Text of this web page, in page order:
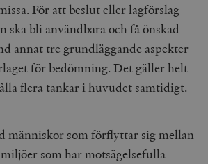
För att beslut eller lagförslag
ska bli användbara och få önskad
annat tre grundläggande aspekter
för bedömning. Det gäller helt
flera tankar i huvudet samtidigt.
människor som förflyttar sig mellan
som har motsägelsefulla